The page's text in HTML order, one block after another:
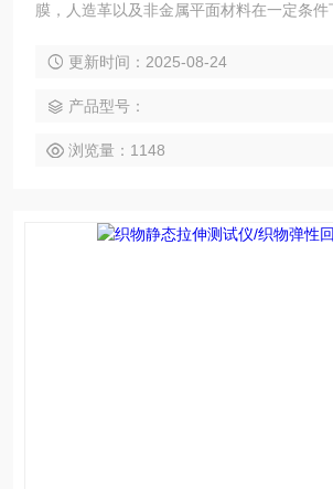
膜，人造革以及非金属平面材料在一定条件
更新时间：2025-08-24
产品型号：
浏览量：1148